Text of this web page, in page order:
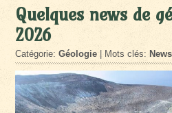
Quelques news de
2026
Catégorie:Géologie | Mots clés: